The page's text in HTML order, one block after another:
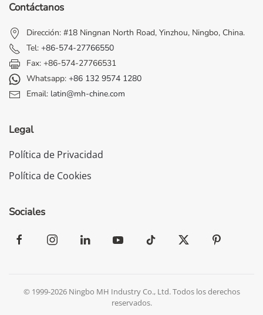
Contáctanos
Dirección: #18 Ningnan North Road, Yinzhou, Ningbo, China.
Tel: +86-574-27766550
Fax: +86-574-27766531
Whatsapp: +86 132 9574 1280
Email: latin@mh-chine.com
Legal
Política de Privacidad
Política de Cookies
Sociales
© 1999-2026 Ningbo MH Industry Co., Ltd. Todos los derechos
reservados.